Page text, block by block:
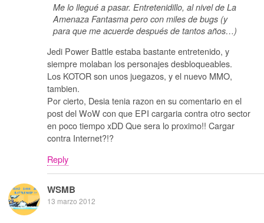
Me lo llegué a pasar. Entretenidillo, al nivel de La
Amenaza Fantasma pero con miles de bugs (y
para que me acuerde después de tantos años…)
Jedi Power Battle estaba bastante entretenido, y
siempre molaban los personajes desbloqueables.
Los KOTOR son unos juegazos, y el nuevo MMO,
tambien.
Por cierto, Desia tenia razon en su comentario en el
post del WoW con que EPI cargaria contra otro sector
en poco tiempo xDD Que sera lo proximo!! Cargar
contra Internet?!?
Reply
WSMB
13 marzo 2012